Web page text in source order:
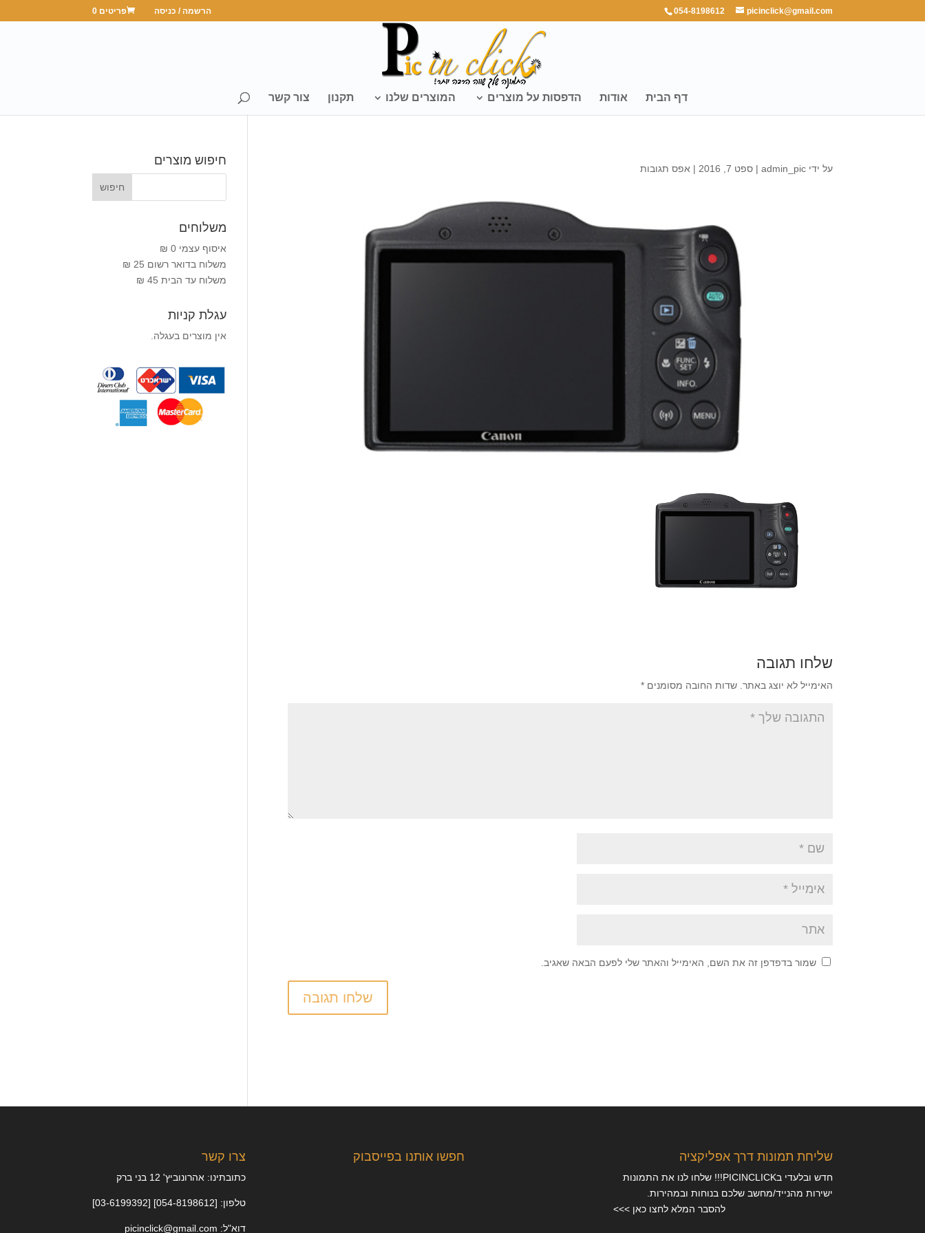
054-8198612 picinclick@gmail.com הרשמה / כניסה פריטים 0
דף הבית אודות הדפסות על מוצרים המוצרים שלנו תקנון צור קשר
על ידיadmin_pic
|ספט 7, 2016 | אפס תגובות
שלחו תגובה
האימייל לא יוצג באתר. שדות החובה מסומנים*
שמור בדפדפן זה את השם, האימייל והאתר שלי לפעם הבאה שאגיב.
חיפוש מוצרים
משלוחים
איסוף עצמי 0 ₪
משלוח בדואר רשום 25 ₪
משלוח עד הבית 45 ₪
עגלת קניות
אין מוצרים בעגלה.
צרו קשר
כתובתינו: אהרונוביץ' 12 בני ברק
טלפון: [054-8198612] [03-6199392]
דוא"ל: picinclick@gmail.com
חפשו אותנו בפייסבוק שליחת תמונות דרך אפליקציה
חדש ובלעדי בPICINCLICK!!! שלחו לנו את התמונות
ישירות מהנייד/מחשב שלכם בנוחות ובמהירות.
להסבר המלא לחצו כאן >>>